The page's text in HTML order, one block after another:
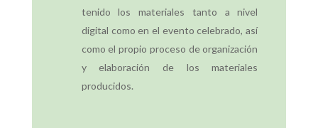
tenido los materiales tanto a nivel
digital como en el evento celebrado, así
como el propio proceso de organización
y elaboración de los materiales
producidos.